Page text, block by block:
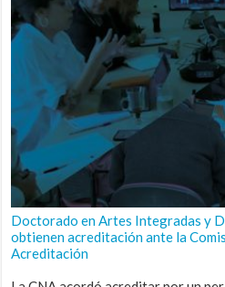
Doctorado en Artes Integradas y
obtienen acreditación ante la
Acreditación